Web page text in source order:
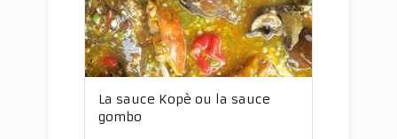
La sauce Kopè ou la sauce
gombo